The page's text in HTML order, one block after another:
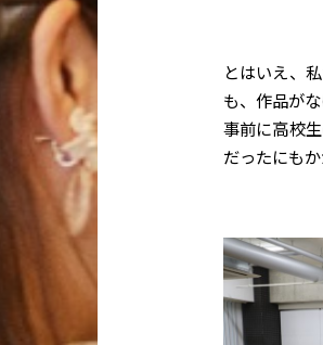
とはいえ、
も、作品が
事前に高校
だったにも